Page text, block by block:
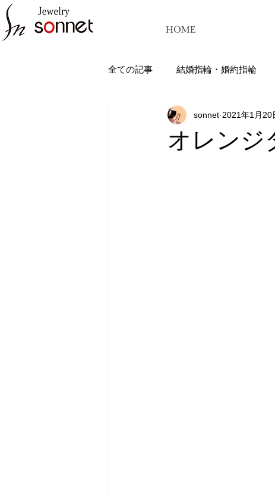
HOME
全ての記事 結婚指輪・婚約指輪
ジュエリーソネット熊本：結婚指
オレンジ
sonnet 2021年1月20